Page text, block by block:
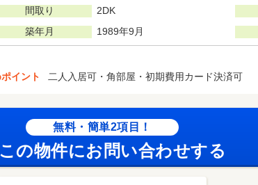
間取り
2DK
築年月
1989年9月
イント 二人入居可・角部屋・初期費用カード決済可
無料・簡単2項目！
この物件にお問い合わせする